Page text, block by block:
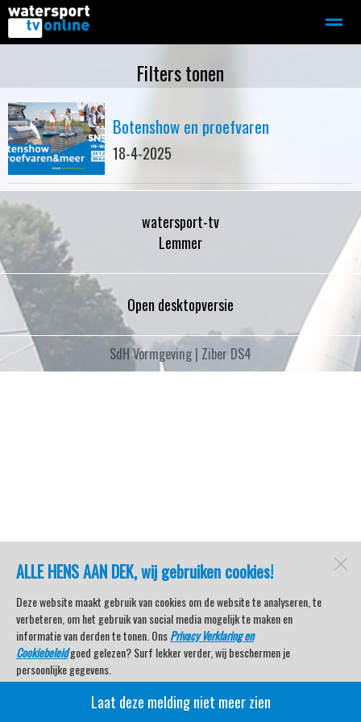
Motorboot-sloep Adverteren
Home Contact Bellen
ALLE HENS AAN DEK, wij gebruiken cookies!
Deze website maakt gebruik van cookies om de website te analyseren, te
verbeteren, om het gebruik van social media mogelijk te maken en
informatie van derden te tonen. OnsPrivacy Verklaring en
Cookiebeleidgoed gelezen? Surf lekker verder, wij beschermen je
persoonlijke gegevens.
Veel kijkplezier met Watersport TV Beleving & Nieuws!
Laat deze melding niet meer zien
Filters tonen
Botenshow en proefvaren
18-4-2025
watersport-tv
Lemmer
Open desktopversie
SdH Vormgeving | Ziber DS4